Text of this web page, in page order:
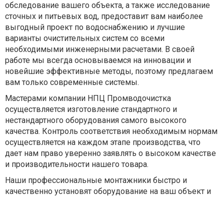
обследование вашего объекта, а также исследование
сточных и питьевых вод, предоставит вам наиболее
выгодный проект по водоснабжению и лучшие
варианты очистительных систем со всеми
необходимыми инженерными расчетами. В своей
работе мы всегда основываемся на инновации и
новейшие эффективные методы, поэтому предлагаем
вам только современные системы.
Мастерами компании НПЦ Промводочистка
осуществляется изготовление стандартного и
нестандартного оборудования самого высокого
качества. Контроль соответствия необходимым нормам
осуществляется на каждом этапе производства, что
дает нам право уверенно заявлять о высоком качестве
и производительности нашего товара.
Наши профессиональные монтажники быстро и
качественно установят оборудование на ваш объект и